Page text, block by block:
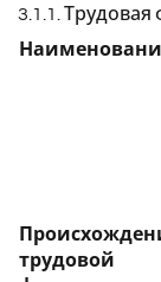
3.1.1. Трудовая
трудовой